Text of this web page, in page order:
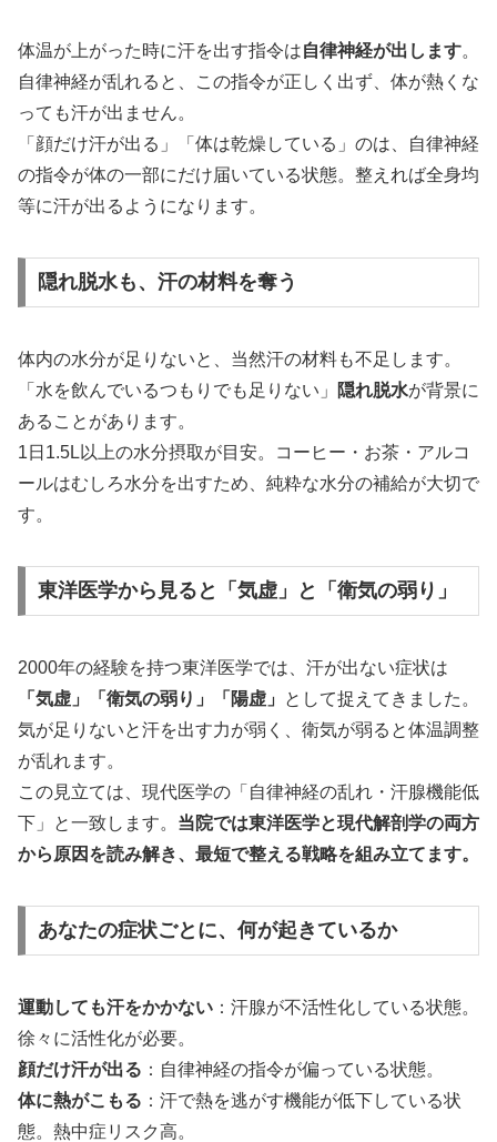
体温が上がった時に汗を出す指令は自律神経が出します。
自律神経が乱れると、この指令が正しく出ず、体が熱くな
っても汗が出ません。
「顔だけ汗が出る」「体は乾燥している」のは、自律神経
の指令が体の一部にだけ届いている状態。整えれば全身均
等に汗が出るようになります。
隠れ脱水も、汗の材料を奪う
体内の水分が足りないと、当然汗の材料も不足します。
「水を飲んでいるつもりでも足りない」
隠れ脱水が背景に
あることがあります。
1日1.5L以上の水分摂取が目安。コーヒー・お茶・アルコ
ールはむしろ水分を出すため、純粋な水分の補給が大切で
す。
東洋医学から見ると「気虚」と「衛気の弱り」
2000年の経験を持つ東洋医学では、汗が出ない症状は
「気虚」「衛気の弱り」「陽虚」
として捉えてきました。
気が足りないと汗を出す力が弱く、衛気が弱ると体温調整
が乱れます。
この見立ては、現代医学の「自律神経の乱れ・汗腺機能低
下」と一致します。 当院では東洋医学と現代解剖学の両方
から原因を読み解き、最短で整える戦略を組み立てます。
あなたの症状ごとに、何が起きているか
運動しても汗をかかない ：汗腺が不活性化している状態。
徐々に活性化が必要。
顔だけ汗が出る ：自律神経の指令が偏っている状態。
体に熱がこもる ：汗で熱を逃がす機能が低下している状
態。熱中症リスク高。